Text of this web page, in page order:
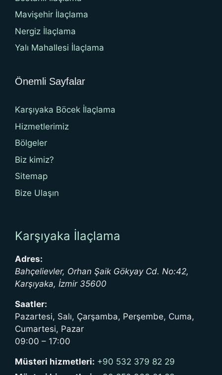
Mavişehir İlaçlama
Nergiz İlaçlama
Yalı Mahallesi İlaçlama
Önemli Sayfalar
Karşıyaka Böcek İlaçlama
Hizmetlerimiz
Bölgeler
Biz kimiz?
Sitemap
Bize Ulaşın
Karşıyaka İlaçlama
Adres:
Bahçelievler, Orhan Şaik Gökyay Cd. No:42,
Karşıyaka, İzmir 35600
Saatler:
Pazartesi, Salı, Çarşamba, Perşembe, Cuma,
Cumartesi, Pazar
09:00 – 17:00
Müsteri hizmetleri: +90 532 379 82 29